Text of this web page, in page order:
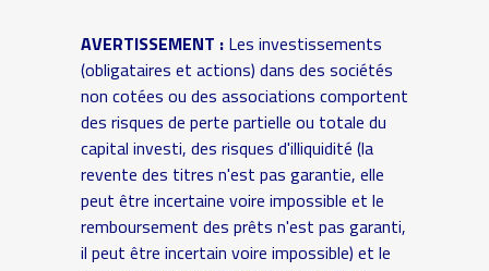
AVERTISSEMENT :Les investissements
(obligataires et actions) dans des sociétés
non cotées ou des associations comportent
des risques de perte partielle ou totale du
capital investi, des risques d'illiquidité (la
revente des titres n'est pas garantie, elle
peut être incertaine voire impossible et le
remboursement des prêts n'est pas garanti,
il peut être incertain voire impossible) et le